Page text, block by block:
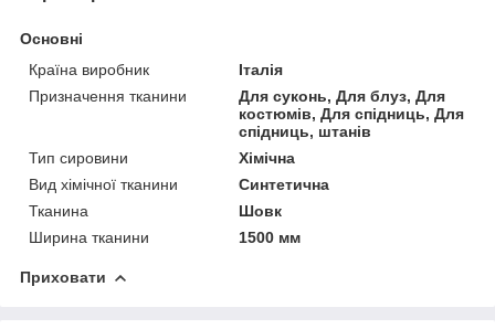
Основні
Країна виробник
Італія
Призначення тканини
Для суконь, Для блуз, Для
костюмів, Для спідниць, Для
спідниць, штанів
Тип сировини
Хімічна
Вид хімічної тканини
Синтетична
Тканина
Шовк
Ширина тканини
1500 мм
Приховати